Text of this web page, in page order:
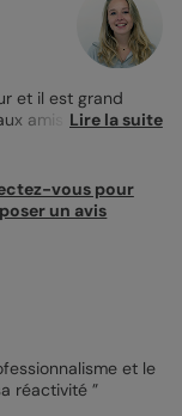
et il est grand
amis proches ?
comme des
en
poupon au
végétales.
votre petit
plus personnel et
de la
modèle ou
Lire la suite
vous pour
un avis
et le
réactivité ”